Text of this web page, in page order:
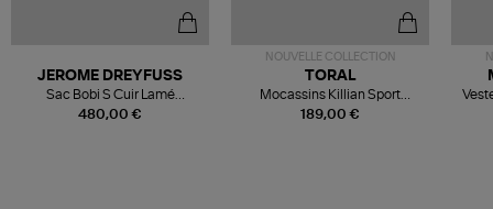
480,00 €
JEROME DREYFUSS
Sac Bobi S Cuir Lamé
Champagne
NOUVELLE COLLECTION
189,00 €
TORAL
Mocassins Killian Sport
Mousse